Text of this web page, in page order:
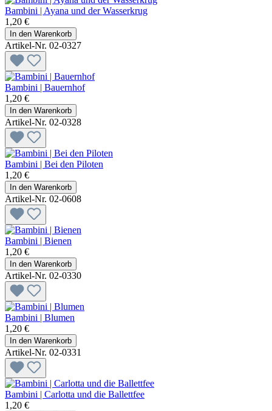
Bambini | Ayana und der Wasserkrug
1,20 €
In den Warenkorb
Artikel-Nr. 02-0327
Bambini | Bauernhof
1,20 €
In den Warenkorb
Artikel-Nr. 02-0328
Bambini | Bei den Piloten
1,20 €
In den Warenkorb
Artikel-Nr. 02-0608
Bambini | Bienen
1,20 €
In den Warenkorb
Artikel-Nr. 02-0330
Bambini | Blumen
1,20 €
In den Warenkorb
Artikel-Nr. 02-0331
Bambini | Carlotta und die Ballettfee
1,20 €